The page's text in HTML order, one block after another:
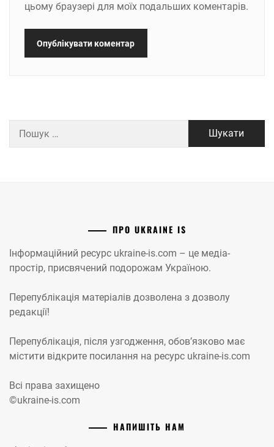
цьому браузері для моїх подальших коментарів.
ПРО UKRAINE IS
Інформаційний ресурс ukraine-is.com – це медіа-
простір, присвячений подорожам Україною.
Перепублікація матеріалів дозволена з дозволу
редакції!
Перепублікація, після узгодження, обов’язково має
містити відкрите посилання на ресурс ukraine-is.com
Всі права захищено
©ukraine-is.com
НАПИШІТЬ НАМ